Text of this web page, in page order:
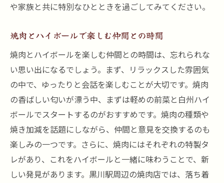
や家族と共に特別なひとときを過ごしてみてください。
焼肉とハイボールで楽しむ仲間との時間
焼肉とハイボールを楽しむ仲間との時間は、忘れられな
い思い出になるでしょう。まず、リラックスした雰囲気
の中で、ゆったりと会話を楽しむことが大切です。焼肉
の香ばしい匂いが漂う中、まずは軽めの前菜と白州ハイ
ボールでスタートするのがおすすめです。焼肉の種類や
焼き加減を話題にしながら、仲間と意見を交換するのも
楽しみの一つです。さらに、焼肉にはそれぞれの特製タ
レがあり、これをハイボールと一緒に味わうことで、新
しい発見があります。黒川駅周辺の焼肉店では、落ち着